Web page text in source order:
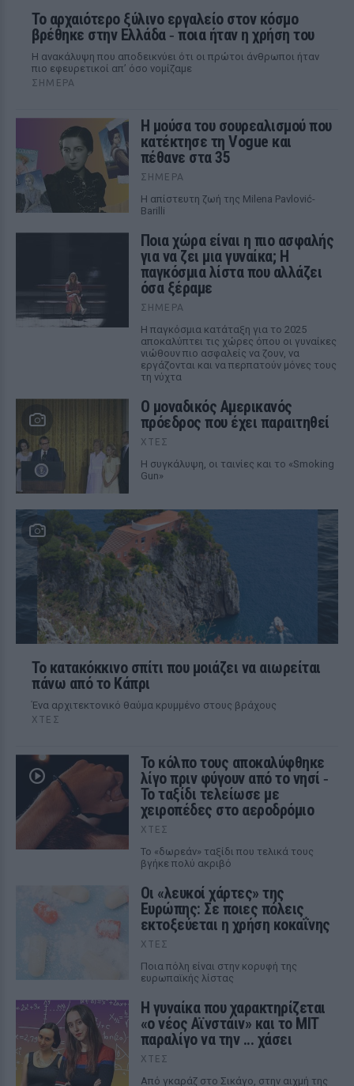
Το αρχαιότερο ξύλινο εργαλείο στον κόσμο
βρέθηκε στην Ελλάδα ‑ ποια ήταν η χρήση του
Η ανακάλυψη που αποδεικνύει ότι οι πρώτοι άνθρωποι ήταν
πιο εφευρετικοί απ’ όσο νομίζαμε
ΣΉΜΕΡΑ
Η μούσα του σουρεαλισμού που
κατέκτησε τη Vogue και
πέθανε στα 35
ΣΉΜΕΡΑ
Η απίστευτη ζωή της Milena Pavlović-
Barilli
Ποια χώρα είναι η πιο ασφαλής
για να ζει μια γυναίκα; Η
παγκόσμια λίστα που αλλάζει
όσα ξέραμε
ΣΉΜΕΡΑ
Η παγκόσμια κατάταξη για το 2025
αποκαλύπτει τις χώρες όπου οι γυναίκες
νιώθουν πιο ασφαλείς να ζουν, να
εργάζονται και να περπατούν μόνες τους
τη νύχτα
Ο μοναδικός Αμερικανός
πρόεδρος που έχει παραιτηθεί
ΧΤΕΣ
Η συγκάλυψη, οι ταινίες και το «Smoking
Gun»
Το κατακόκκινο σπίτι που μοιάζει να αιωρείται
πάνω από το Κάπρι
Ένα αρχιτεκτονικό θαύμα κρυμμένο στους βράχους
ΧΤΕΣ
Το κόλπο τους αποκαλύφθηκε
λίγο πριν φύγουν από το νησί ‑
Το ταξίδι τελείωσε με
χειροπέδες στο αεροδρόμιο
ΧΤΕΣ
Το «δωρεάν» ταξίδι που τελικά τους
βγήκε πολύ ακριβό
Οι «λευκοί χάρτες» της
Ευρώπης: Σε ποιες πόλεις
εκτοξεύεται η χρήση κοκαΐνης
ΧΤΕΣ
Ποια πόλη είναι στην κορυφή της
ευρωπαϊκής λίστας
Η γυναίκα που χαρακτηρίζεται
«ο νέος Αϊνστάιν» και το MIT
παραλίγο να την ... χάσει
ΧΤΕΣ
Από γκαράζ στο Σικάγο, στην αιχμή της